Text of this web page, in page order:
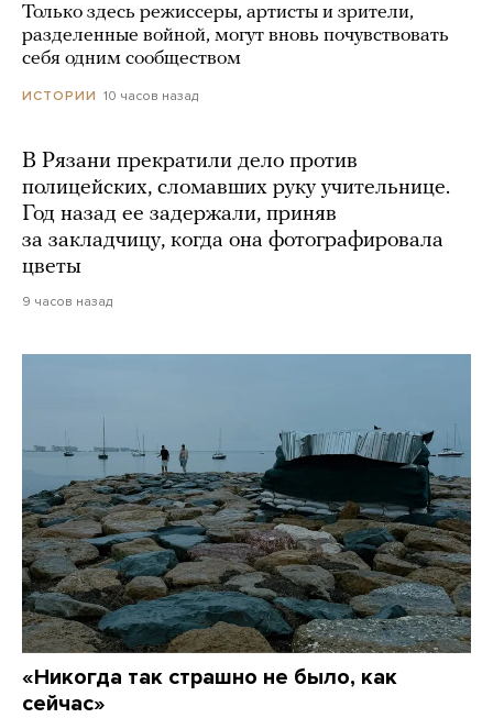
Только здесь режиссеры, артисты и зрители,
разделенные войной, могут вновь почувствовать
себя одним сообществом
ИСТОРИИ 10 часов назад
В Рязани прекратили дело против
полицейских, сломавших руку учительнице.
Год назад ее задержали, приняв
за закладчицу, когда она фотографировала
цветы
9 часов назад
«Никогда так страшно не было, как
сейчас»